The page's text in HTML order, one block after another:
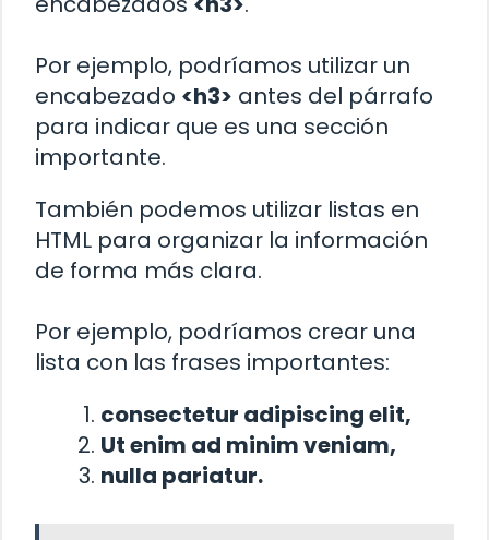
Por ejemplo, podríamos utilizar un
encabezado <h3> antes del párrafo
para indicar que es una sección
importante.
También podemos utilizar listas en
HTML para organizar la información
de forma más clara.
Por ejemplo, podríamos crear una
lista con las frases importantes:
consectetur adipiscing elit,
Ut enim ad minim veniam,
nulla pariatur.